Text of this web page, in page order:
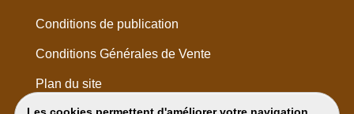
Conditions de publication
Conditions Générales de Vente
Plan du site